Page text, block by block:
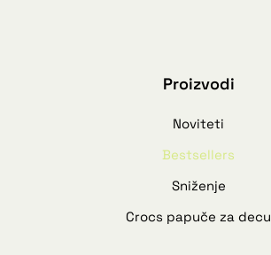
Proizvodi
Noviteti
Bestsellers
Sniženje
Crocs papuče za decu